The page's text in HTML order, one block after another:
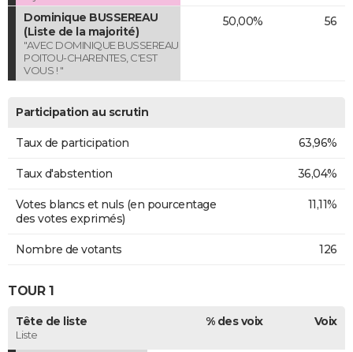
Dominique BUSSEREAU
(Liste de la majorité)
"AVEC DOMINIQUE BUSSEREAU
POITOU-CHARENTES, C'EST
VOUS ! "
50,00% 56
Participation au scrutin
Taux de participation 63,96%
Taux d'abstention 36,04%
Votes blancs et nuls (en pourcentage
des votes exprimés)
11,11%
Nombre de votants 126
TOUR 1
Tête de liste
Liste
% des voix Voix